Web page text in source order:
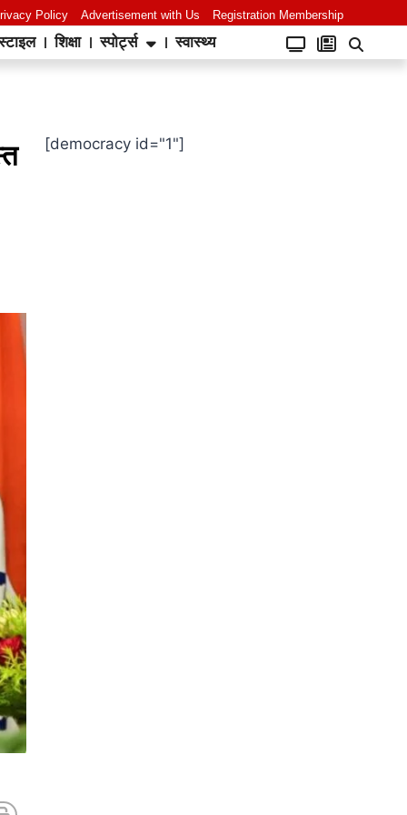
Policy Advertisement with Us Registration Membership
शिक्षा स्पोर्ट्स स्वास्थ्य
[democracy id="1"]